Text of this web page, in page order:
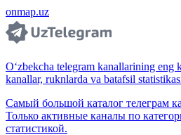
onmap.uz
O‘zbekcha telegram kanallarining eng
kanallar, ruknlarda va batafsil
Самый большой каталог телеграм
Только активные каналы по
статистикой.